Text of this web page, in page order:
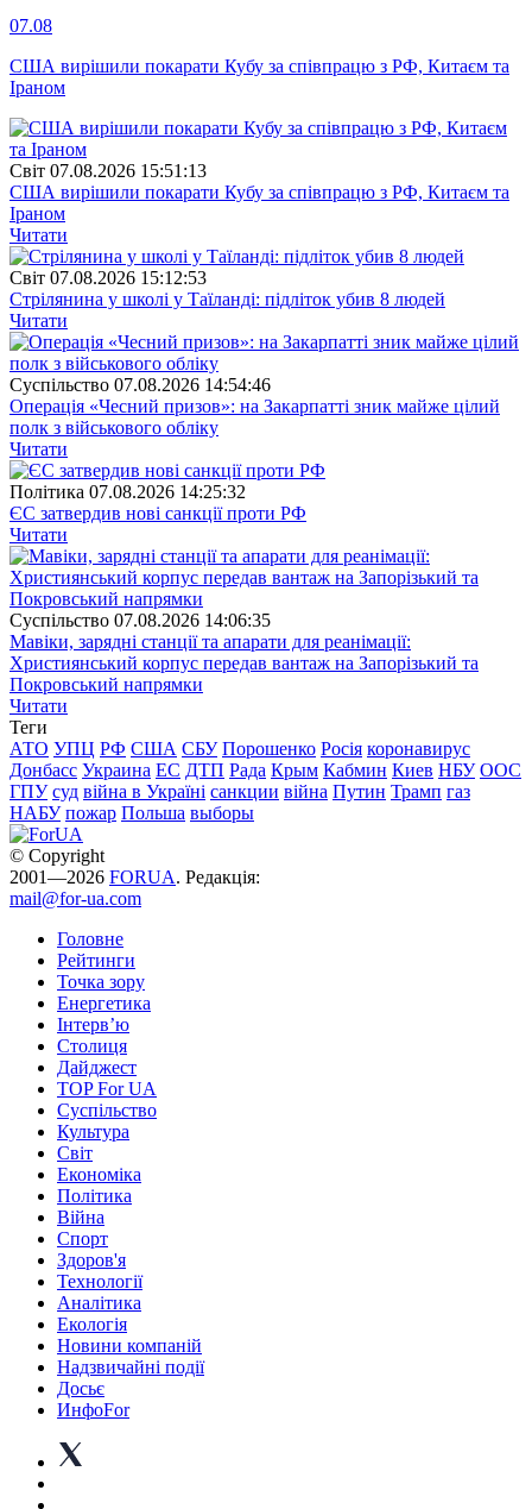
07.08
США вирішили покарати Кубу за співпрацю з РФ, Китаєм та
Іраном
Свiт 07.08.2026 15:51:13
США вирішили покарати Кубу за співпрацю з РФ, Китаєм та
Іраном
Читати
Свiт 07.08.2026 15:12:53
Стрілянина у школі у Таїланді: підліток убив 8 людей
Читати
Суспiльство 07.08.2026 14:54:46
Операція «Чесний призов»: на Закарпатті зник майже цілий
полк з військового обліку
Читати
Полiтика 07.08.2026 14:25:32
ЄС затвердив нові санкції проти РФ
Читати
Суспiльство 07.08.2026 14:06:35
Мавіки, зарядні станції та апарати для реанімації:
Християнський корпус передав вантаж на Запорізький та
Покровський напрямки
Читати
Теги
АТО УПЦ РФ США СБУ Порошенко Росія коронавирус
Донбасс Украина ЕС ДТП Рада Крым Кабмин Киев НБУ ООС
ГПУ суд війна в Україні санкции війна Путин Трамп газ
НАБУ пожар Польша выборы
© Copyright
2001—2026 FORUA. Редакція:
mail@for-ua.com
Головне
Рейтинги
Точка зору
Енергетика
Інтерв’ю
Столиця
Дайджест
TOP For UA
Суспiльство
Культура
Світ
Економіка
Політика
Війна
Спорт
Здоров'я
Технології
Аналітика
Екологія
Новини компаній
Надзвичайні події
Досьє
ИнфоFor